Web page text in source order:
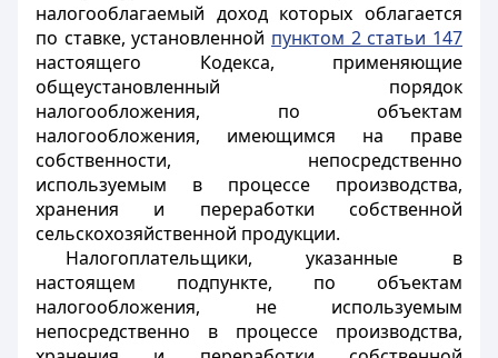
налогооблагаемый доход которых облагается
по ставке, установленной пунктом 2 статьи 147
настоящего Кодекса, применяющие
общеустановленный порядок
налогообложения, по объектам
налогообложения, имеющимся на праве
собственности, непосредственно
используемым в процессе производства,
хранения и переработки собственной
сельскохозяйственной продукции.
Налогоплательщики, указанные в
настоящем подпункте, по объектам
налогообложения, не используемым
непосредственно в процессе производства,